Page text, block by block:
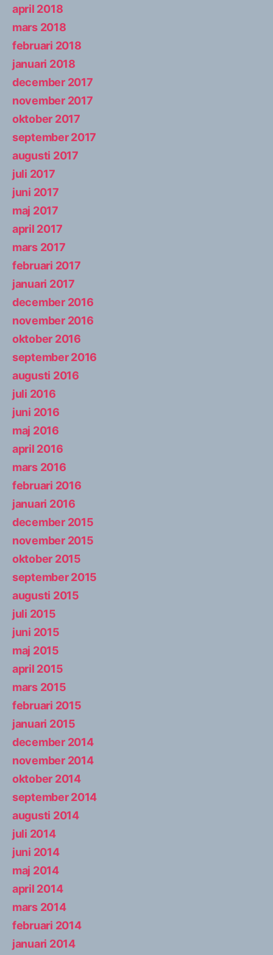
april 2018
mars 2018
februari 2018
januari 2018
december 2017
november 2017
oktober 2017
september 2017
augusti 2017
juli 2017
juni 2017
maj 2017
april 2017
mars 2017
februari 2017
januari 2017
december 2016
november 2016
oktober 2016
september 2016
augusti 2016
juli 2016
juni 2016
maj 2016
april 2016
mars 2016
februari 2016
januari 2016
december 2015
november 2015
oktober 2015
september 2015
augusti 2015
juli 2015
juni 2015
maj 2015
april 2015
mars 2015
februari 2015
januari 2015
december 2014
november 2014
oktober 2014
september 2014
augusti 2014
juli 2014
juni 2014
maj 2014
april 2014
mars 2014
februari 2014
januari 2014